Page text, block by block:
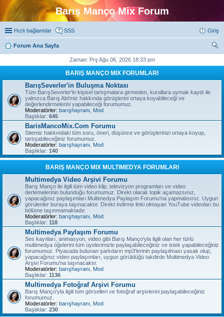
Barış Manço Mix Forum
Hızlı bağlantılar SSS Giriş
Forum Ana Sayfa
Zaman: Prş Ağu 06, 2026 18:33 pm
BARIŞ MANÇO MIX FORUMLARI
BarışSeverler'in Buluşma Noktası
Tüm BarışSeverler'in kişisel tartışmalara girmeden, kurallara uymak kaydı ile
yalnızca Barış Abi'miz hakkında görüşlerini ortaya koyabileceği ve
değerlendirmelerini yapabileceği forumumuz.
Moderatörler: barışhayranı
Mod
Başlıklar: 645
BarisMancoMix.Com Forumu
Sitemiz hakkındaki tüm soru, öneri, düşünce ve görüşlerinizi ortaya koyup,
tartışabileceğiniz forumumuz.
Moderatörler: barışhayranı
Mod
Başlıklar: 140
BARIŞ MANÇO MIX MULTIMEDYA FORUMLARI
Multimedya Video Arşivi Forumu
Barış Manço ile ilgili tüm video klip, televizyon programları ve video
derlemelerinin bulunduğu forumumuz. Direkt olarak topik açamazsınız,
yapacağınız paylaşımları Multimedya Paylaşım Forumu'na yapmalısınız. Uygun
görülenler buraya taşınacaktır. Direkt indirme linki olmayan YouTube videoları bu
bölüme taşınmamaktadır.
Moderatörler: barışhayranı
Mod
Başlıklar: 118
Multimedya Paylaşım Forumu
Ses kayıtları, animasyon, video gibi Barış Manço'yla ilgili olan her türlü
multimedya öğelerini tüm üyelerimizle paylaşabileceğiniz ve istek yapabileceğiniz
forumumuz. Piyasada bulunan şarkıların mp3'lerinin paylaşılması yasak olup,
yapacağınız video paylaşımları, uygun görüldüğü takdirde Multimedya Video
Arşivi Forumu'na taşınacaktır.
Moderatörler: barışhayranı
Mod
Başlıklar: 1136
Multimedya Fotoğraf Arşivi Forumu
Barış Manço'yla ilgili tüm görselleri ve fotoğraf arşivlerini paylaşabileceğiniz
forumumuz.
Moderatörler: barışhayranı
Mod
Başlıklar: 230